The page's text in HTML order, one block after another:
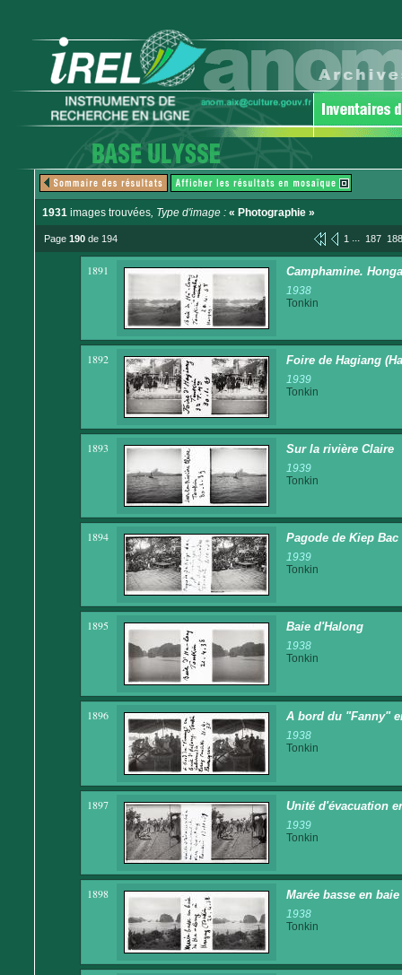
1931 images trouvées, Type d'image : « Photographie »
Page 190 de 194 1 ... 187
1891 Camphamine.
1938
Tonkin
1892 Foire de Hagiang
1939
Tonkin
1893 Sur la rivière Claire
1939
Tonkin
1894 Pagode de Kiep
1939
Tonkin
1895 Baie d'Halong
1938
Tonkin
1896 A bord du "Fanny"
1938
Tonkin
1897 Unité d'évacuation
1939
Tonkin
1898 Marée basse en
1938
Tonkin